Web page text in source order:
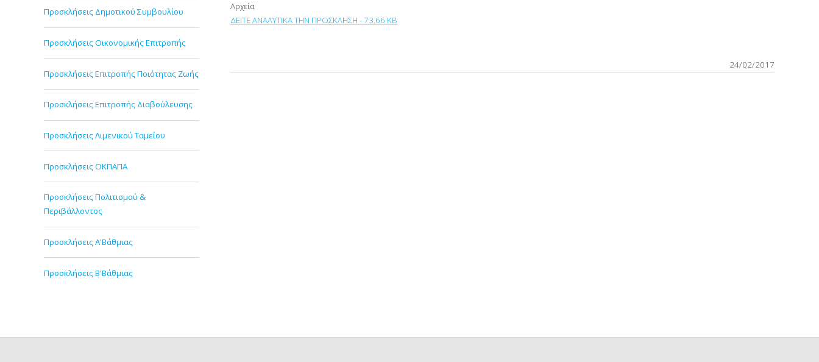
Προσκλήσεις Δημοτικού Συμβουλίου
Προσκλήσεις Οικονομικής Επιτροπής
Προσκλήσεις Επιτροπής Ποιότητας Ζωής
Προσκλήσεις Επιτροπής Διαβούλευσης
Προσκλήσεις Λιμενικού Ταμείου
Προσκλήσεις ΟΚΠΑΠΑ
Προσκλήσεις Πολιτισμού &
Περιβάλλοντος
Προσκλήσεις Α'Βάθμιας
Προσκλήσεις Β'Βάθμιας
Αρχεία
ΔΕΙΤΕ ΑΝΑΛΥΤΙΚΑ ΤΗΝ ΠΡΟΣΚΛΗΣΗ - 73.66 KB
24/02/2017